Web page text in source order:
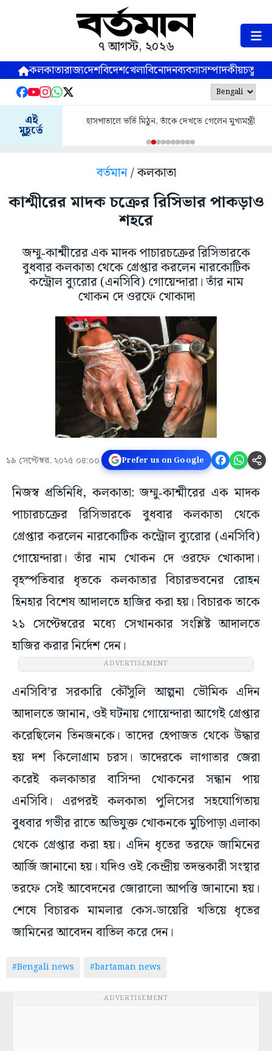
৭ আগস্ট, ২০২৬
কলকাতারাজ্যদেশবিদেশখেলাবিনোদনব্যবসাসম্পাদকীয়
এই
মুহূর্তে
হাসপাতালে ভর্তি মিঠুন, তাঁকে দেখতে গেলেন মুখ্যমন্ত্রী
বর্তমান/ কলকাতা
কাশ্মীরের মাদক চক্রের রিসিভার পাকড়াও
শহরে
জম্মু‑কাশ্মীরের এক মাদক পাচারচক্রের রিসিভারকে
বুধবার কলকাতা থেকে গ্রেপ্তার করলেন নারকোটিক
কন্ট্রোল ব্যুরোর (এনসিবি) গোয়েন্দারা। তাঁর নাম
খোকন দে ওরফে খোকাদা
১৯ সেপ্টেম্বর, ২০২৫ ০৪:০০ Prefer us on Google
নিজস্ব প্রতিনিধি, কলকাতা: জম্মু‑কাশ্মীরের এক মাদক
পাচারচক্রের রিসিভারকে বুধবার কলকাতা থেকে
গ্রেপ্তার করলেন নারকোটিক কন্ট্রোল ব্যুরোর (এনসিবি)
গোয়েন্দারা। তাঁর নাম খোকন দে ওরফে খোকাদা।
বৃহস্পতিবার ধৃতকে কলকাতার বিচারভবনের রোহন
হিনহার বিশেষ আদালতে হাজির করা হয়। বিচারক তাকে
২১ সেপ্টেম্বরের মধ্যে সেখানকার সংশ্লিষ্ট আদালতে
হাজির করার নির্দেশ দেন।
ADVERTISEMENT
এনসিবি’র সরকারি কৌঁসুলি আল্পনা ভৌমিক এদিন
আদালতে জানান, ওই ঘটনায় গোয়েন্দারা আগেই গ্রেপ্তার
করেছিলেন তিনজনকে। তাদের হেপাজত থেকে উদ্ধার
হয় দশ কিলোগ্রাম চরস। তাদেরকে লাগাতার জেরা
করেই কলকাতার বাসিন্দা খোকনের সন্ধান পায়
এনসিবি। এরপরই কলকাতা পুলিসের সহযোগিতায়
বুধবার গভীর রাতে অভিযুক্ত খোকনকে মুচিপাড়া এলাকা
থেকে গ্রেপ্তার করা হয়। এদিন ধৃতের তরফে জামিনের
আর্জি জানানো হয়। যদিও ওই কেন্দ্রীয় তদন্তকারী সংস্থার
তরফে সেই আবেদনের জোরালো আপত্তি জানানো হয়।
শেষে বিচারক মামলার কেস‑ডায়েরি খতিয়ে ধৃতের
জামিনের আবেদন বাতিল করে দেন।
#Bengali news #bartaman news
ADVERTISEMENT